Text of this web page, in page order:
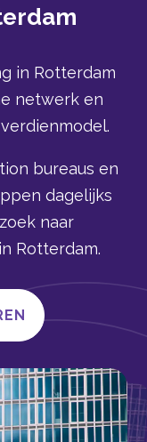
in Rotterdam
netwerk en
bureaus en
dagelijks
naar
Rotterdam.